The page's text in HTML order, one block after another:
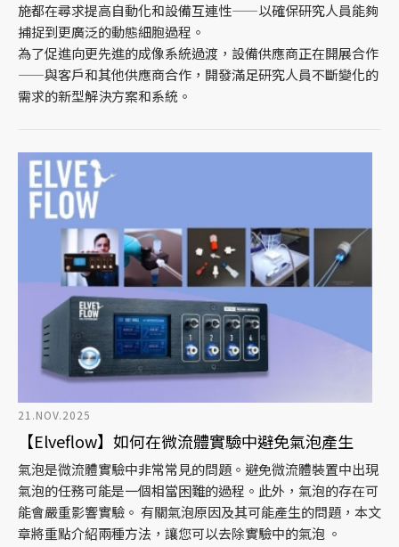
施都在尋求提高自動化和設備互連性——以確保研究人員能夠
捕捉到更廣泛的動態細胞過程。
為了促進向更先進的成像系統過渡，設備供應商正在開展合作
——與客戶和其他供應商合作，開發滿足研究人員不斷變化的
需求的新型解決方案和系統。
21.NOV.2025
【Elveflow】如何在微流體實驗中避免氣泡產生
氣泡是微流體實驗中非常常見的問題。避免微流體裝置中出現
氣泡的任務可能是一個相當困難的過程。此外，氣泡的存在可
能會嚴重影響實驗。 有關氣泡原因及其可能產生的問題，本文
章將重點介紹兩種方法，讓您可以去除實驗中的氣泡 。